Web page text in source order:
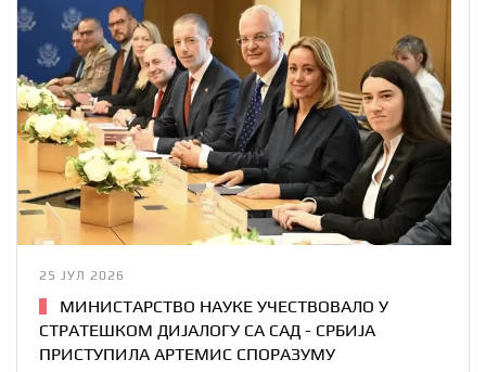
25 ЈУЛ 2026
МИНИСТАРСТВО НАУКЕ УЧЕСТВОВАЛО У
СТРАТЕШКОМ ДИЈАЛОГУ СА САД - СРБИЈА
ПРИСТУПИЛА АРТЕМИС СПОРАЗУМУ